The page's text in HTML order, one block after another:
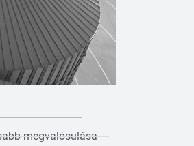
megvalósulása